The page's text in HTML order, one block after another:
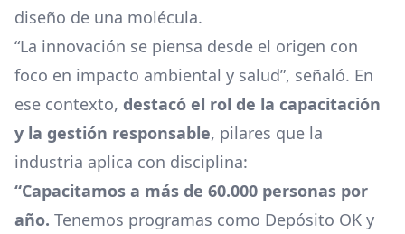
diseño de una molécula.
“La innovación se piensa desde el origen con
foco en impacto ambiental y salud”, señaló. En
ese contexto, destacó el rol de la capacitación
y la gestión responsable, pilares que la
industria aplica con disciplina:
“Capacitamos a más de 60.000 personas por
año. Tenemos programas como Depósito OK y